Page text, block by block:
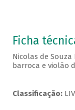
Ficha
Nicolas de
barroca e violão
Classificação: